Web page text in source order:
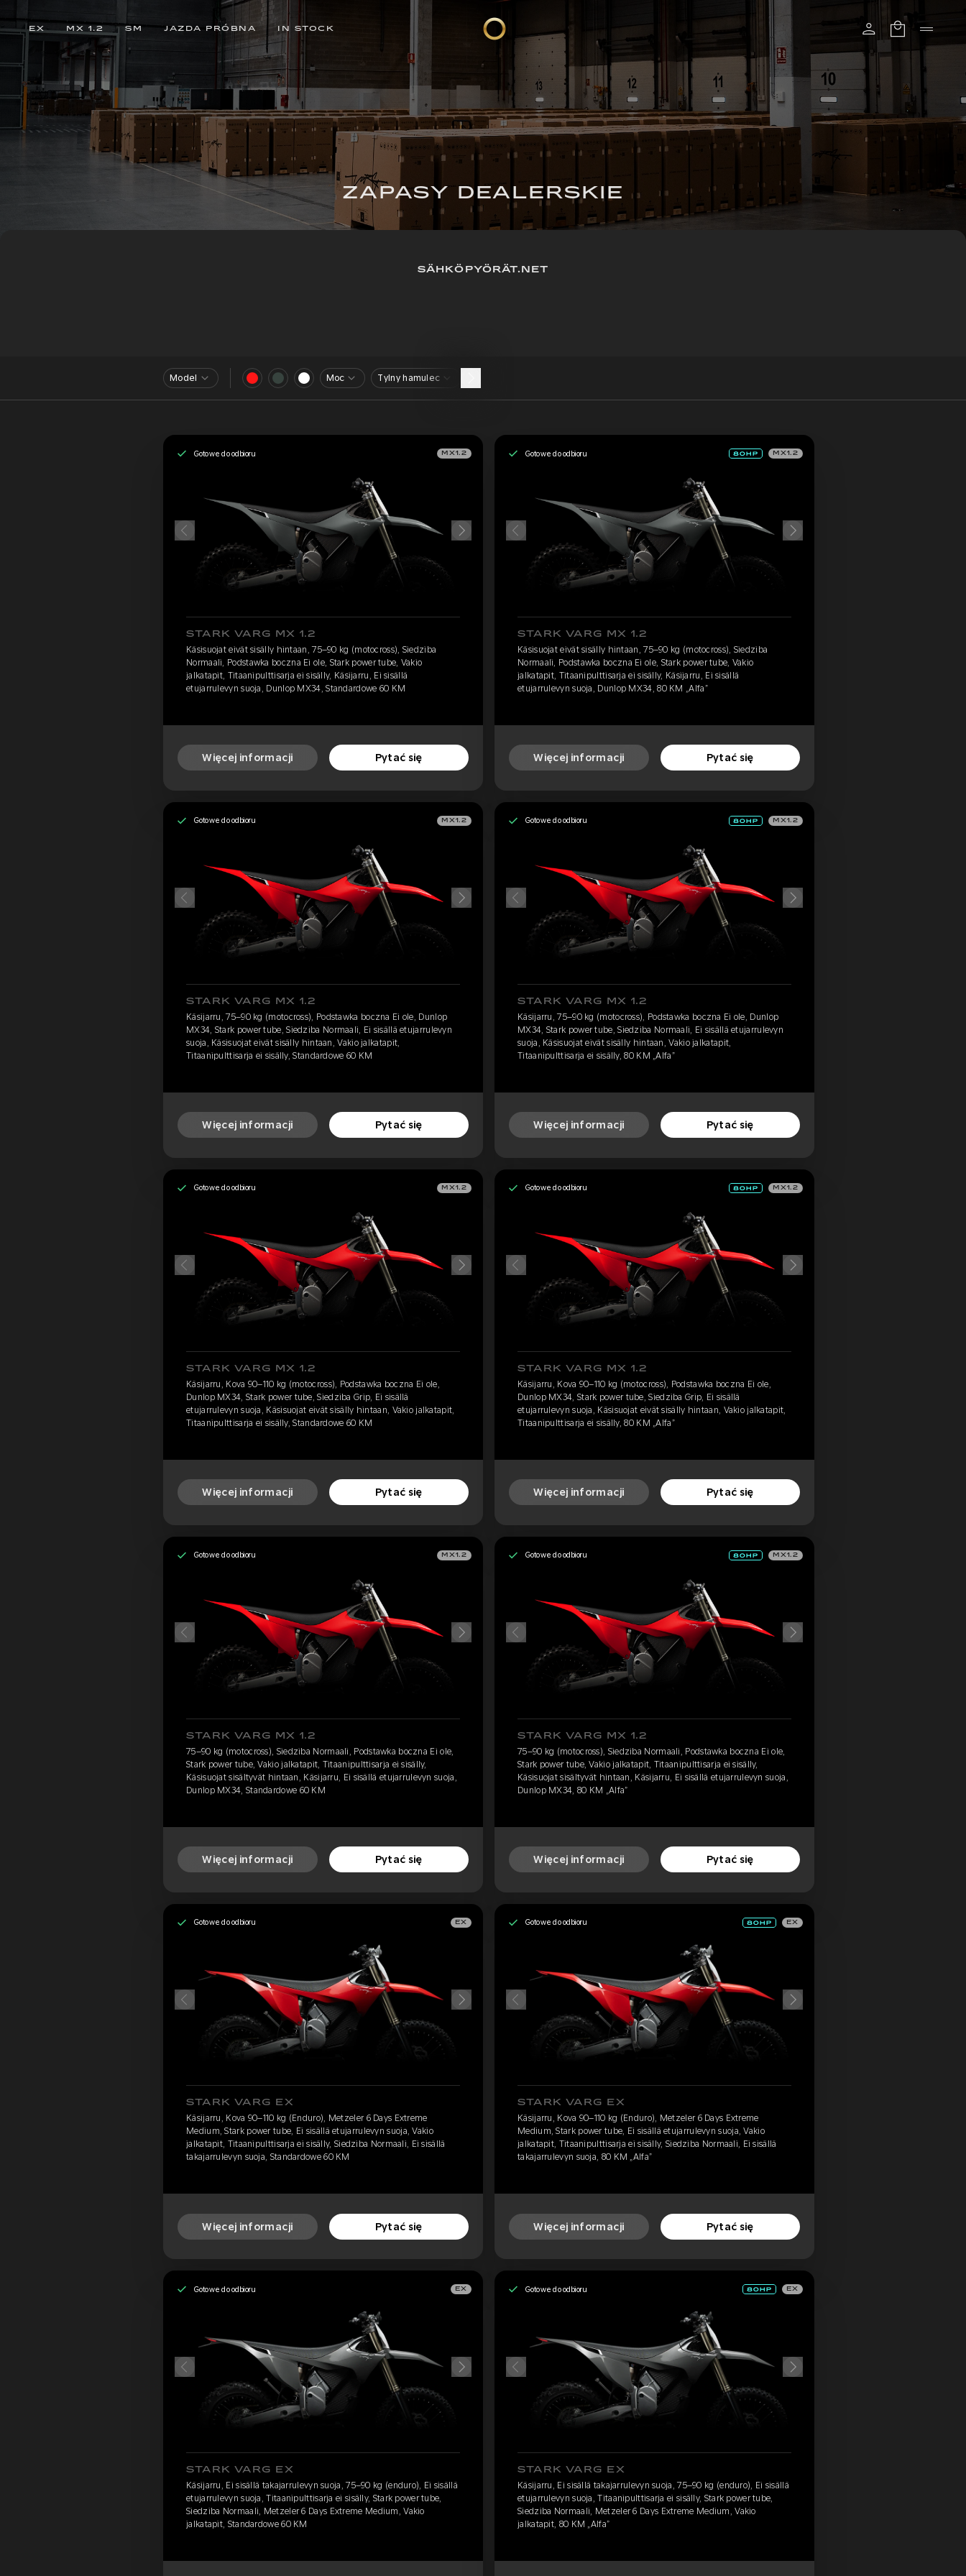
EX MX 1.2 SM JAZDA PRÓBNA IN STOCK
ZAPASY DEALERSKIE
SÄHKÖPYÖRÄT.NET
Model Moc Tylny hamulec
Gotowe do odbioru MX1.2
STARK VARG MX 1.2
Käsisuojat eivät sisälly hintaan, 75–90 kg (motocross), Siedziba
Normaali, Podstawka boczna Ei ole, Stark power tube, Vakio
jalkatapit, Titaanipulttisarja ei sisälly, Käsijarru, Ei sisällä
etujarrulevyn suoja, Dunlop MX34, Standardowe 60 KM
Więcej informacji Pytać się
Gotowe do odbioru MX1.2
STARK VARG MX 1.2
Käsisuojat eivät sisälly hintaan, 75–90 kg (motocross), Siedziba
Normaali, Podstawka boczna Ei ole, Stark power tube, Vakio
jalkatapit, Titaanipulttisarja ei sisälly, Käsijarru, Ei sisällä
etujarrulevyn suoja, Dunlop MX34, 80 KM „Alfa”
Więcej informacji Pytać się
Gotowe do odbioru MX1.2
STARK VARG MX 1.2
Käsijarru, 75–90 kg (motocross), Podstawka boczna Ei ole, Dunlop
MX34, Stark power tube, Siedziba Normaali, Ei sisällä etujarrulevyn
suoja, Käsisuojat eivät sisälly hintaan, Vakio jalkatapit,
Titaanipulttisarja ei sisälly, Standardowe 60 KM
Więcej informacji Pytać się
Gotowe do odbioru MX1.2
STARK VARG MX 1.2
Käsijarru, 75–90 kg (motocross), Podstawka boczna Ei ole, Dunlop
MX34, Stark power tube, Siedziba Normaali, Ei sisällä etujarrulevyn
suoja, Käsisuojat eivät sisälly hintaan, Vakio jalkatapit,
Titaanipulttisarja ei sisälly, 80 KM „Alfa”
Więcej informacji Pytać się
Gotowe do odbioru MX1.2
STARK VARG MX 1.2
Käsijarru, Kova 90–110 kg (motocross), Podstawka boczna Ei ole,
Dunlop MX34, Stark power tube, Siedziba Grip, Ei sisällä
etujarrulevyn suoja, Käsisuojat eivät sisälly hintaan, Vakio jalkatapit,
Titaanipulttisarja ei sisälly, Standardowe 60 KM
Więcej informacji Pytać się
Gotowe do odbioru MX1.2
STARK VARG MX 1.2
Käsijarru, Kova 90–110 kg (motocross), Podstawka boczna Ei ole,
Dunlop MX34, Stark power tube, Siedziba Grip, Ei sisällä
etujarrulevyn suoja, Käsisuojat eivät sisälly hintaan, Vakio jalkatapit,
Titaanipulttisarja ei sisälly, 80 KM „Alfa”
Więcej informacji Pytać się
Gotowe do odbioru MX1.2
STARK VARG MX 1.2
75–90 kg (motocross), Siedziba Normaali, Podstawka boczna Ei ole,
Stark power tube, Vakio jalkatapit, Titaanipulttisarja ei sisälly,
Käsisuojat sisältyvät hintaan, Käsijarru, Ei sisällä etujarrulevyn suoja,
Dunlop MX34, Standardowe 60 KM
Więcej informacji Pytać się
Gotowe do odbioru MX1.2
STARK VARG MX 1.2
75–90 kg (motocross), Siedziba Normaali, Podstawka boczna Ei ole,
Stark power tube, Vakio jalkatapit, Titaanipulttisarja ei sisälly,
Käsisuojat sisältyvät hintaan, Käsijarru, Ei sisällä etujarrulevyn suoja,
Dunlop MX34, 80 KM „Alfa”
Więcej informacji Pytać się
Gotowe do odbioru EX
STARK VARG EX
Käsijarru, Kova 90–110 kg (Enduro), Metzeler 6 Days Extreme
Medium, Stark power tube, Ei sisällä etujarrulevyn suoja, Vakio
jalkatapit, Titaanipulttisarja ei sisälly, Siedziba Normaali, Ei sisällä
takajarrulevyn suoja, Standardowe 60 KM
Więcej informacji Pytać się
Gotowe do odbioru EX
STARK VARG EX
Käsijarru, Kova 90–110 kg (Enduro), Metzeler 6 Days Extreme
Medium, Stark power tube, Ei sisällä etujarrulevyn suoja, Vakio
jalkatapit, Titaanipulttisarja ei sisälly, Siedziba Normaali, Ei sisällä
takajarrulevyn suoja, 80 KM „Alfa”
Więcej informacji Pytać się
Gotowe do odbioru EX
STARK VARG EX
Käsijarru, Ei sisällä takajarrulevyn suoja, 75–90 kg (enduro), Ei sisällä
etujarrulevyn suoja, Titaanipulttisarja ei sisälly, Stark power tube,
Siedziba Normaali, Metzeler 6 Days Extreme Medium, Vakio
jalkatapit, Standardowe 60 KM
Gotowe do odbioru EX
STARK VARG EX
Käsijarru, Ei sisällä takajarrulevyn suoja, 75–90 kg (enduro), Ei sisällä
etujarrulevyn suoja, Titaanipulttisarja ei sisälly, Stark power tube,
Siedziba Normaali, Metzeler 6 Days Extreme Medium, Vakio
jalkatapit, 80 KM „Alfa”